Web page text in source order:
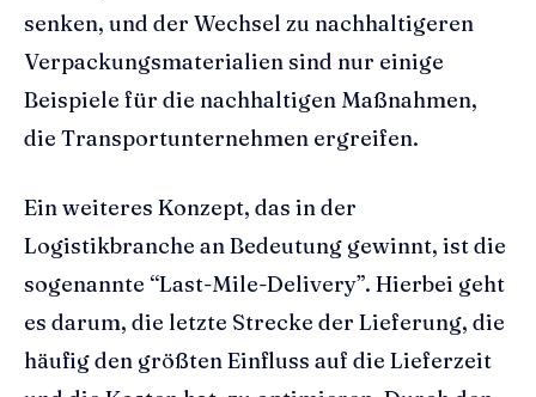
senken, und der Wechsel zu nachhaltigeren
Verpackungsmaterialien sind nur einige
Beispiele für die nachhaltigen Maßnahmen,
die Transportunternehmen ergreifen.
Ein weiteres Konzept, das in der
Logistikbranche an Bedeutung gewinnt, ist die
sogenannte “Last-Mile-Delivery”. Hierbei geht
es darum, die letzte Strecke der Lieferung, die
häufig den größten Einfluss auf die Lieferzeit